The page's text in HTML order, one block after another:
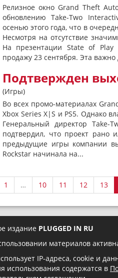
Релизное окно Grand Theft
обновлению Take-Two
осенью этого года, что в
Несмотря на отсутствие
На презентации State of
продажу 23 сентября. Эта важно
Подтвержден
(Игры)
Во всех промо-материалах
Xbox Series X|S и PS5. Однако
Генеральный директор
подтвердил, что проект
предыдущие игры компании
Rockstar начинала на...
1 … 10 11 12 13
издание PLUGGED IN RU
материалов
IP-адреса, cookie и
использования содержатся в